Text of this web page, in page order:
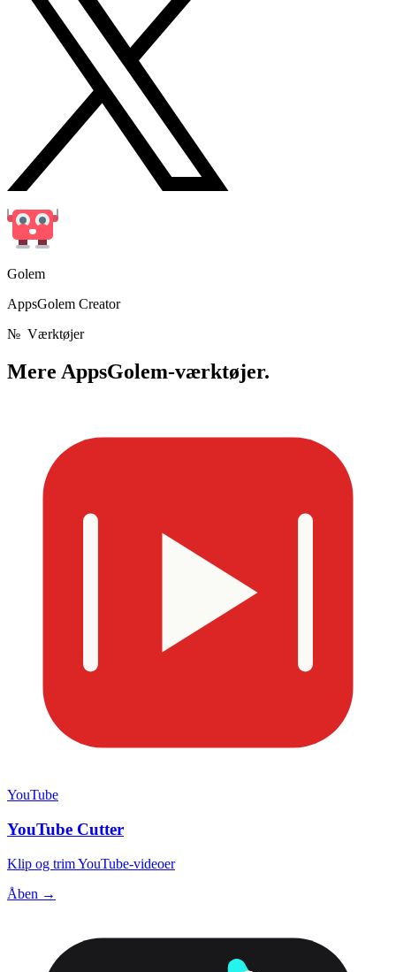
Golem
AppsGolem Creator
№ Værktøjer
Mere AppsGolem-værktøjer.
YouTube
YouTube Cutter
Klip og trim YouTube-videoer
Åben →